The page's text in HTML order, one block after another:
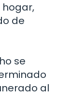
de
se
al